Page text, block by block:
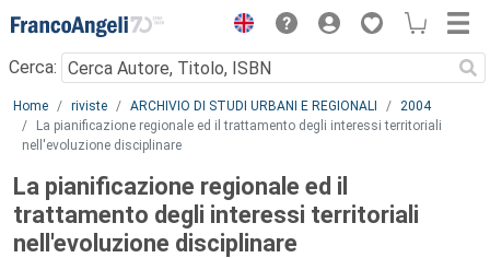
Menu
Cerca:
Main content
Home riviste ARCHIVIO DI STUDI URBANI E REGIONALI
2004
La pianificazione regionale ed il trattamento degli interessi territoriali
nell'evoluzione disciplinare
La pianificazione regionale ed il
trattamento degli interessi territoriali
nell'evoluzione disciplinare